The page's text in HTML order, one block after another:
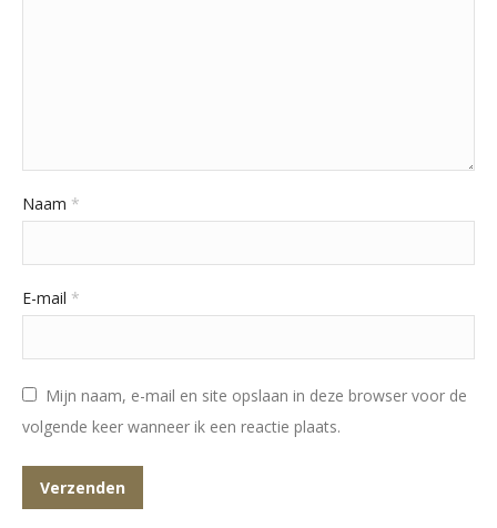
Naam *
E-mail *
Mijn naam, e-mail en site opslaan in deze browser voor de
volgende keer wanneer ik een reactie plaats.